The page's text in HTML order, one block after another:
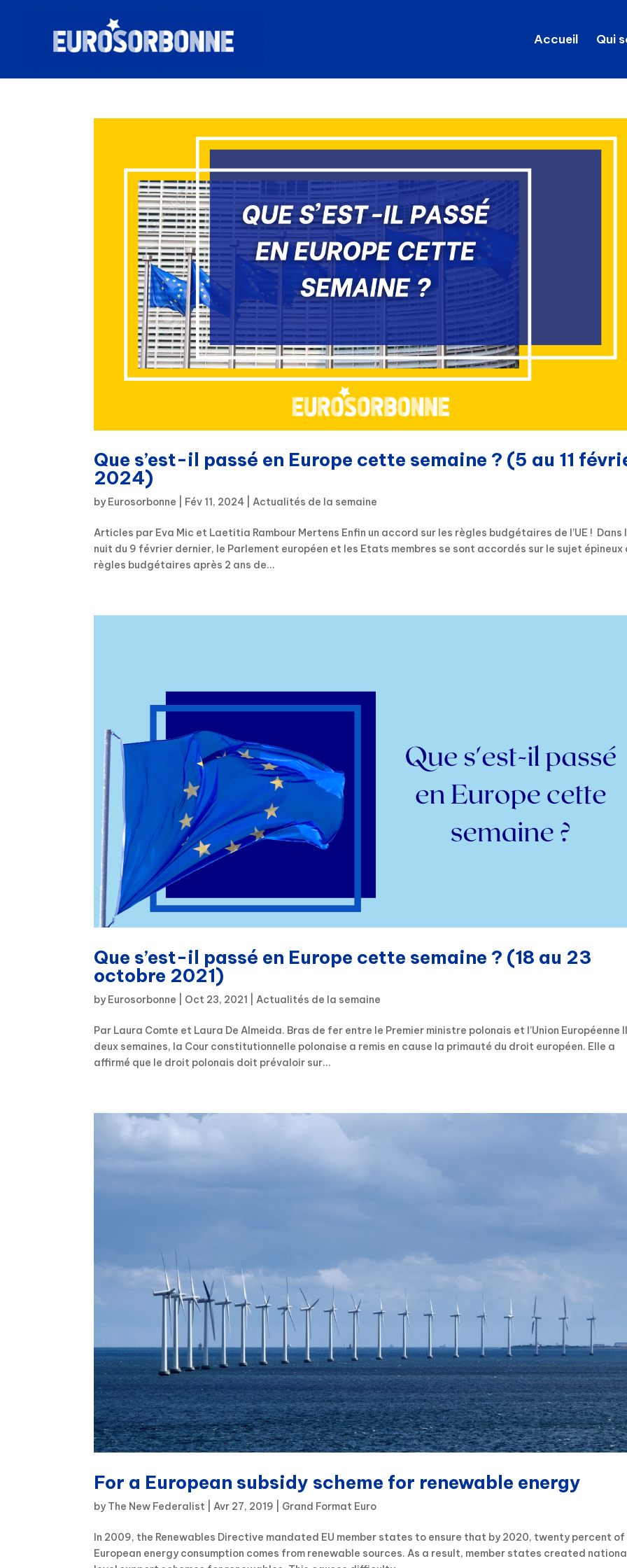
Accueil Qui
Que s’est-il passé en Europe cette semaine ? (5 au 11
2024)
by Eurosorbonne Fév 11, 2024 |Actualités de la semaine
Articles par Eva Mic et Laetitia Rambour Mertens Enfin un accord sur les règles budgétaires de l’UE ! Dans
nuit du 9 février dernier, le Parlement européen et les Etats membres se sont accordés sur le sujet épineux
règles budgétaires après 2 ans de...
Que s’est-il passé en Europe cette semaine ? (18 au 23
octobre 2021)
by Eurosorbonne Oct 23, 2021 Actualités de la semaine
Par Laura Comte et Laura De Almeida. Bras de fer entre le Premier ministre polonais et l’Union Européenne
deux semaines, la Cour constitutionnelle polonaise a remis en cause la primauté du droit européen. Elle a
affirmé que le droit polonais doit prévaloir sur...
For a European subsidy scheme for renewable energy
by The New Federalist |Avr 27, 2019 Grand Format Euro
In 2009, the Renewables Directive mandated EU member states to ensure that by 2020, twenty percent of
European energy consumption comes from renewable sources. As a result, member states created